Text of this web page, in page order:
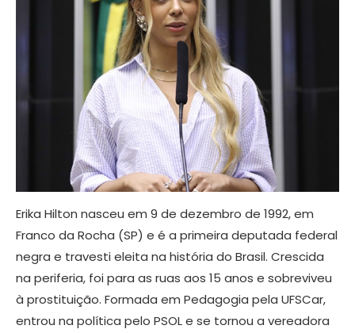
Erika Hilton nasceu em 9 de dezembro de 1992, em
Franco da Rocha (SP) e é a primeira deputada federal
negra e travesti eleita na história do Brasil. Crescida
na periferia, foi para as ruas aos 15 anos e sobreviveu
à prostituição. Formada em Pedagogia pela UFSCar,
entrou na política pelo PSOL e se tornou a vereadora